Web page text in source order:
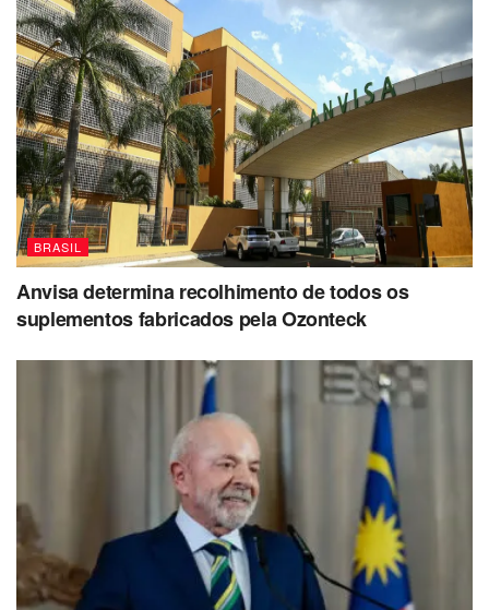
BRASIL
Anvisa determina recolhimento de todos os
suplementos fabricados pela Ozonteck